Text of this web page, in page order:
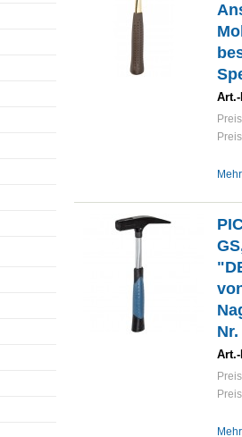
Art.-
Art.-